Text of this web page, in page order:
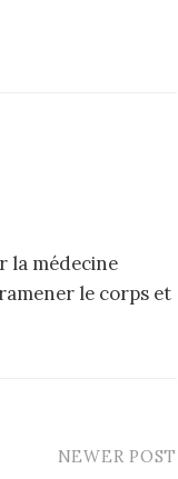
la médecine
le corps et
NEWER POST